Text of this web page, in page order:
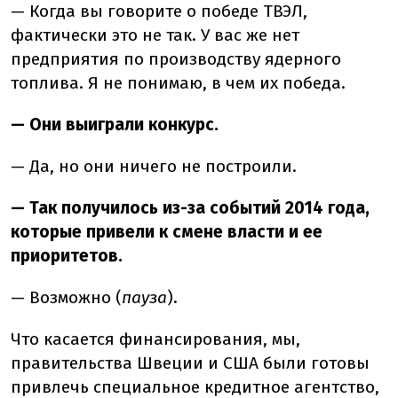
— Когда вы говорите о победе ТВЭЛ,
фактически это не так. У вас же нет
предприятия по производству ядерного
топлива. Я не понимаю, в чем их победа.
— Они выиграли конкурс.
— Да, но они ничего не построили.
— Так получилось из-за событий 2014 года,
которые привели к смене власти и ее
приоритетов.
— Возможно (пауза).
Что касается финансирования, мы,
правительства Швеции и США были готовы
привлечь специальное кредитное агентство,